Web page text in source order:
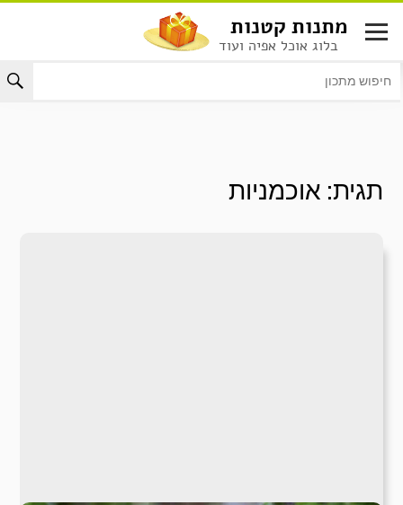
לתוכן
מתנות קטנות
בלוג אוכל אפיה ועוד
תגית: אוכמניות